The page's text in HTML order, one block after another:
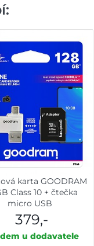
karta GOODRAM
Class 10 + čtečka
micro USB
379,-
u dodavatele